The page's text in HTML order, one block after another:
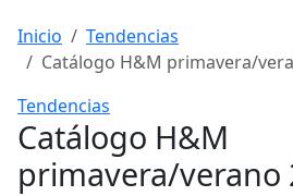
Inicio
Tendencias
Catálogo H&M primavera/
Tendencias
Catálogo H&M
primavera/verano